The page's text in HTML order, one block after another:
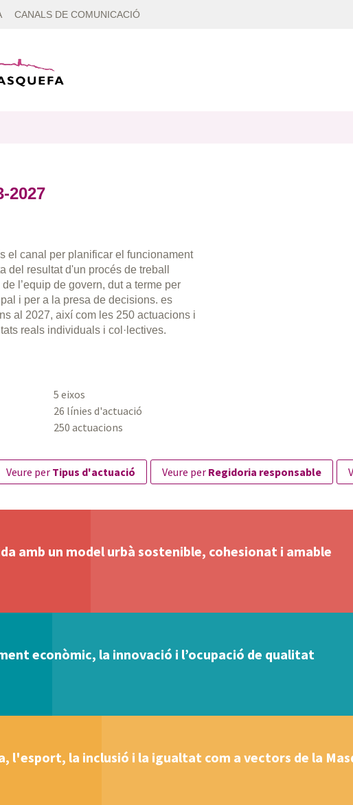
CANALS DE COMUNICACIÓ
2027
el canal per planificar el funcionament
del resultat d'un procés de treball
l’equip de govern, dut a terme per
i per a la presa de decisions. es
al 2027, així com les 250 actuacions i
reals individuals i col·lectives.
5 eixos
26 línies d'actuació
250 actuacions
veure per Tipus d'actuació veure per Regidoria responsable
amb un model urbà sostenible, cohesionat i amable
econòmic, la innovació i l’ocupació de qualitat
l'esport, la inclusió i la igualtat com a vectors de la